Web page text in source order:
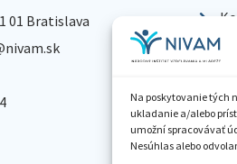
Na poskytovanie tých
ukladanie a/alebo
umožní spracovávať
Nesúhlas alebo
01 Bratislava